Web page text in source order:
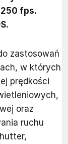
fps.
zastosowań
w których
prędkości
oraz
ruchu